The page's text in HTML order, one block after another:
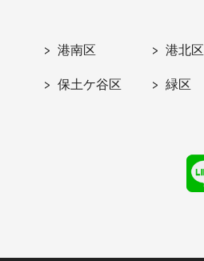
港南区 港北区
保土ケ谷区 緑区